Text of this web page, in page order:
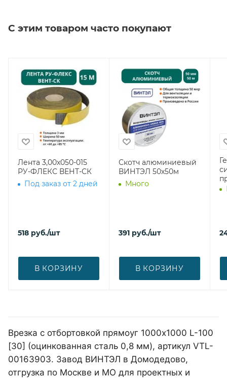
С этим товаром часто покупают
Лента 3,00х050-015
РУ-ФЛЕКС ВЕНТ-СК
Под заказ от 2 дней
518 руб./шт
В КОРЗИНУ
Скотч алюминиевый
ВИНТЭЛ 50х50м
Много
391 руб./шт
В КОРЗИНУ
Врезка с отбортовкой прямоуг 1000х1000 L-100
[30] (оцинкованная сталь 0,8 мм), артикул VTL-
00163903. Завод ВИНТЭЛ в Домодедово,
отгрузка по Москве и МО для проектных и